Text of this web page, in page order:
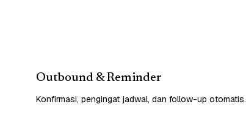
Outbound & Reminder
Konfirmasi, pengingat jadwal, dan follow-up otomatis.